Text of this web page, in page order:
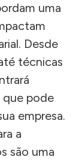
uma
Desde
técnicas
pode
empresa.
a
são uma